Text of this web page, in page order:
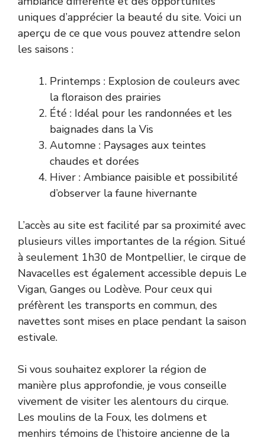
uniques d’apprécier la beauté du site. Voici un
aperçu de ce que vous pouvez attendre selon
les saisons :
Printemps : Explosion de couleurs avec
la floraison des prairies
Été : Idéal pour les randonnées et les
baignades dans la Vis
Automne : Paysages aux teintes
chaudes et dorées
Hiver : Ambiance paisible et possibilité
d’observer la faune hivernante
L’accès au site est facilité par sa proximité avec
plusieurs villes importantes de la région. Situé
à seulement 1h30 de Montpellier, le cirque de
Navacelles est également accessible depuis Le
Vigan, Ganges ou Lodève. Pour ceux qui
préfèrent les transports en commun, des
navettes sont mises en place pendant la saison
estivale.
Si vous souhaitez explorer la région de
manière plus approfondie, je vous conseille
vivement de visiter les alentours du cirque.
Les moulins de la Foux, les dolmens et
menhirs témoins de l’histoire ancienne de la